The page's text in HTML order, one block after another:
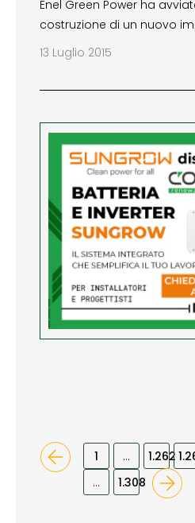
Enel Green Power ha
costruzione di un nuovo
13 Luglio 2015
1 … 1.262
…
1.308